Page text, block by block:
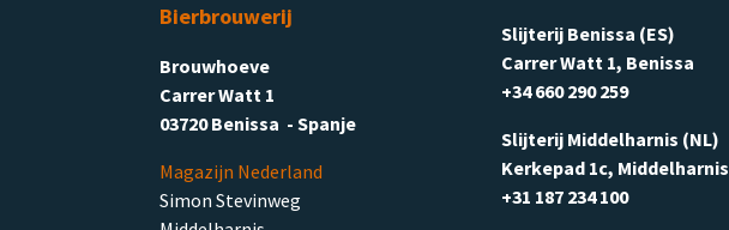
Bierbrouwerij
Brouwhoeve
Carrer Watt 1
03720 Benissa - Spanje
Magazijn Nederland
Simon Stevinweg
Slijterij Benissa (ES)
Carrer Watt 1, Benissa
+34 660 290 259
Slijterij Middelharnis (NL)
Kerkepad 1c, Middelharnis
+31 187 234 100